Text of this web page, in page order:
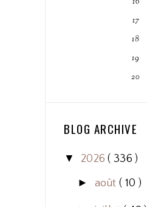
17
18
19
20
BLOG ARCHIVE
▼ 2026( 336 )
► août ( 10 )